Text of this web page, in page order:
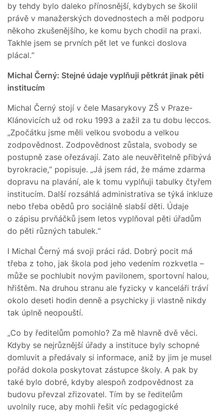
by tehdy bylo daleko přínosnější, kdybych se školil
právě v manažerských dovednostech a měl podporu
někoho zkušenějšího, ke komu bych chodil na praxi.
Takhle jsem se prvních pět let ve funkci doslova
plácal.“
Michal Černý: Stejné údaje vyplňuji pětkrát jinak pěti
institucím
Michal Černý stojí v čele Masarykovy ZŠ v Praze-
Klánovicích už od roku 1993 a zažil za tu dobu leccos.
„Zpočátku jsme měli velkou svobodu a velkou
zodpovědnost. Zodpovědnost zůstala, svobody se
postupně zase ořezávají. Zato ale neuvěřitelně přibývá
byrokracie,“ popisuje. „Já jsem rád, že máme zdarma
dopravu na plavání, ale k tomu vyplňuji tabulky čtyřem
institucím. Další rozsáhlá administrativa se týká inkluze
nebo třeba obědů pro sociálně slabší děti. Údaje
o zápisu prvňáčků jsem letos vyplňoval pěti úřadům
do pěti různých tabulek.“
I Michal Černý má svoji práci rád. Dobrý pocit má
třeba z toho, jak škola pod jeho vedením rozkvetla –
může se pochlubit novým pavilonem, sportovní halou,
hřištěm. Na druhou stranu ale fyzicky v kanceláři tráví
okolo deseti hodin denně a psychicky ji vlastně nikdy
tak úplně neopouští.
„Co by ředitelům pomohlo? Za mě hlavně dvě věci.
Kdyby se nejrůznější úřady a instituce byly schopné
domluvit a předávaly si informace, aniž by jim je musel
pořád dokola poskytovat zástupce školy. A pak by
také bylo dobré, kdyby alespoň zodpovědnost za
budovu převzal zřizovatel. Tím by se ředitelům
uvolnily ruce, aby mohli řešit víc pedagogické